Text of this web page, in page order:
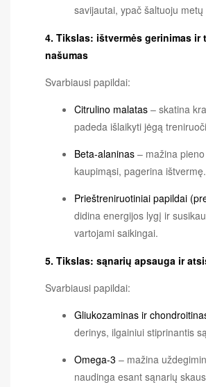
savijautai, ypač šaltuoju metų
4. Tikslas: ištvermės gerinimas ir
našumas
Svarbiausi papildai:
Citrulino malatas – skatina
padeda išlaikyti jėgą
Beta-alaninas – mažina
kaupimąsi, pagerina ištvermę.
Prieštreniruotiniai papildai
didina energijos lygį ir
vartojami saikingai.
5. Tikslas: sąnarių apsauga ir
Svarbiausi papildai:
Gliukozaminas ir
derinys, ilgainiui stiprinantis
Omega-3 – mažina
naudinga esant sąnarių